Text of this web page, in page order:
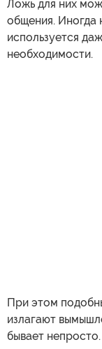
Ложь для них
общения. Иногда
используется
необходимости.
При этом
излагают
бывает непросто.